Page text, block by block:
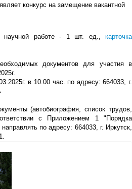
конкурс на замещение вакантной
научной работе - 1 шт. ед.,
карточка
документов для участия в
в 10.00 час. по адресу: 664033, г.
(автобиография, список трудов,
с Приложением 1 "Порядка
по адресу: 664033, г. Иркутск,